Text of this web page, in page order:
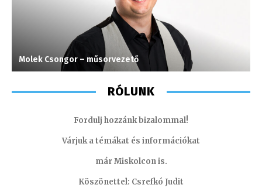
Molek Csongor – műsorvezető
RÓLUNK
Fordulj hozzánk bizalommal!
Várjuk a témákat és információkat
már Miskolcon is.
Köszönettel: Csrefkó Judit